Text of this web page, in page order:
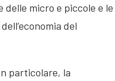
micro e piccole e le
del
particolare, la